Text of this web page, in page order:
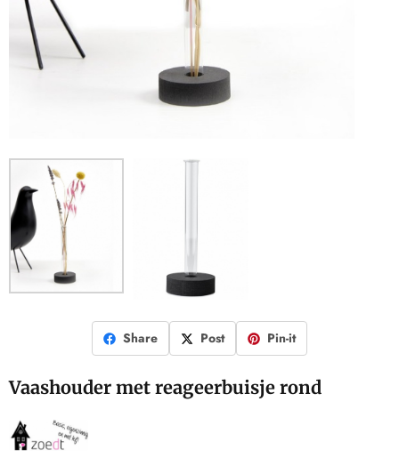
Share Post Pin-it
Vaashouder met reageerbuisje rond